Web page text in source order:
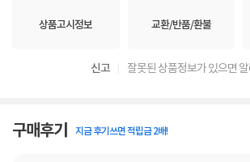
상품고시정보 교환/반품/환불
신고 잘못된 상품정보가 있으면
구매후기 지금 후기쓰면 적립금 2배!